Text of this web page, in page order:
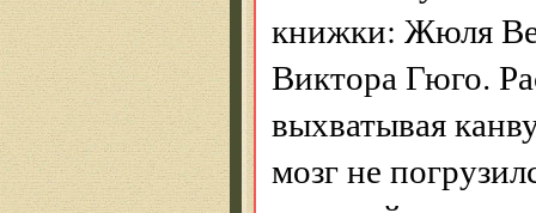
книжки: Жюля
Виктора Гюго.
выхватывая
мозг не